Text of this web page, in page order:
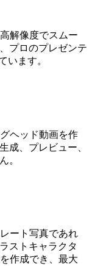
解像度でスムー
プロのプレゼンテ
います。
ヘッド動画を作
成、プレビュー、
。
ート写真であれ
ストキャラクタ
作成でき、最大